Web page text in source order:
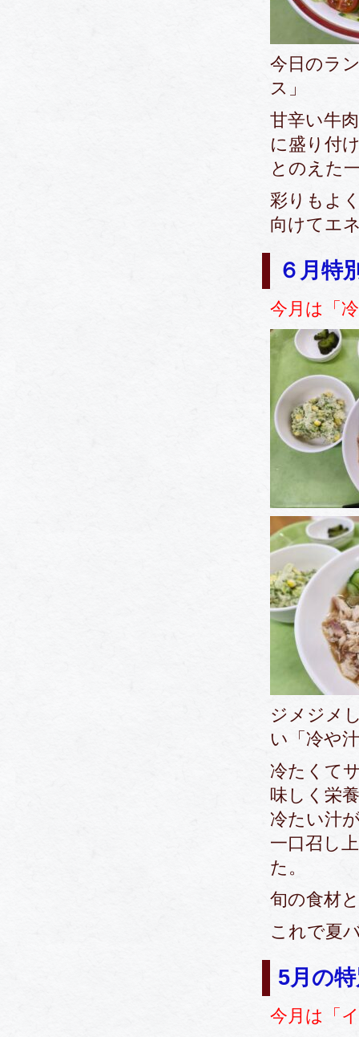
今日のラ
ス」
甘辛い牛
に盛り付
とのえた
彩りもよ
向けてエ
６月特
今月は「
ジメジメ
い「冷や
冷たくて
味しく栄
冷たい汁
一口召し
た。
旬の食材
これで夏
5月の
今月は「